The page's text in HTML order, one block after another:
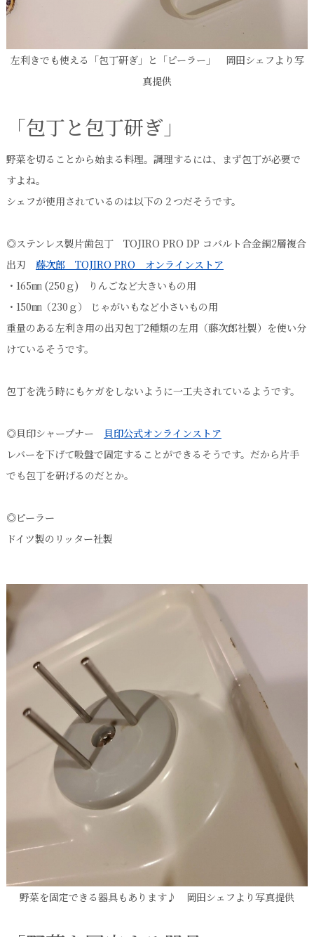
左利きでも使える「包丁研ぎ」と「ピーラー」 岡田シェフより写
真提供
「包丁と包丁研ぎ」
野菜を切ることから始まる料理。調理するには、まず包丁が必要で
すよね。
シェフが使用されているのは以下の２つだそうです。
◎ステンレス製片歯包丁 TOJIRO PRO DP コバルト合金銅2層複合
出刃 藤次郎 TOJIRO PRO オンラインストア
・165㎜ (250ｇ) りんごなど大きいもの用
・150㎜（230ｇ） じゃがいもなど小さいもの用
重量のある左利き用の出刃包丁2種類の左用（藤次郎社製）を使い分
けているそうです。
包丁を洗う時にもケガをしないように一工夫されているようです。
◎貝印シャープナー
貝印公式オンラインストア
レバーを下げて吸盤で固定することができるそうです。だから片手
でも包丁を研げるのだとか。
◎ピーラー
ドイツ製のリッター社製
野菜を固定できる器具もあります♪ 岡田シェフより写真提供